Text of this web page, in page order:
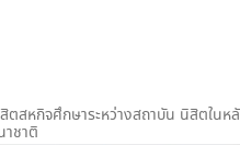
สิตสหกิจศึกษาระหว่างสถาบัน นิสิต
ชาติ